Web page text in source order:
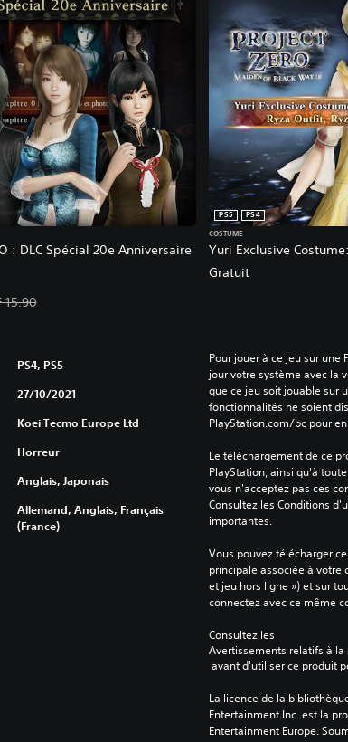
: DLC Spécial 20e Anniversaire
11.13 Prix initial : CHF 15.90
15.90
Yuri Exclusive
PS5
PS4
COSTUME
Gratuit
PS4, PS5
27/10/2021
Koei Tecmo Europe Ltd
Horreur
Anglais, Japonais
Allemand, Anglais, Français
(France)
Pour jouer à ce jeu sur une
jour votre système avec la
que ce jeu soit jouable sur
fonctionnalités ne soient
PlayStation.com/bc pour
Le téléchargement de ce
PlayStation, ainsi qu'à
vous n'acceptez pas ces
Consultez les Conditions
importantes.
Vous pouvez télécharger
principale associée à votre
et jeu hors ligne ») et sur
connectez avec ce même
Consultez les
Avertissements relatifs à la
avant d'utiliser ce produit
La licence de la
Entertainment Inc. est la
Entertainment Europe.